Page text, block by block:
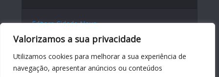
Valorizamos a sua privacidade
Utilizamos cookies para melhorar a sua experiência de
navegação, apresentar anúncios ou conteúdos
Editora Cidade Nova
Site Internacional
Centro Chiara Lubich
Centro Igino Giordani